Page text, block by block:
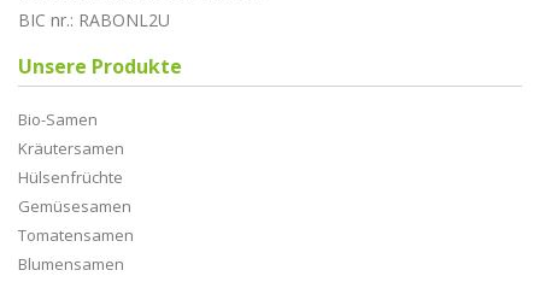
BIC nr.: RABONL2U
Unsere Produkte
Bio-Samen
Kräutersamen
Hülsenfrüchte
Gemüsesamen
Tomatensamen
Blumensamen